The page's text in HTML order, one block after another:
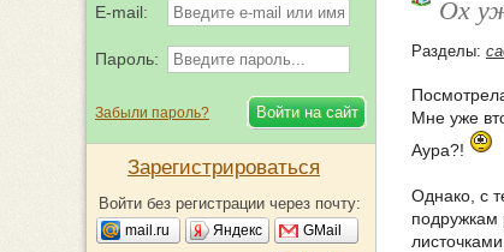
Ох
Разделы:
Мне уже
Аура?!
Однако, с
подружкам
E-mail:
Пароль:
Забыли пароль?
Зарегистрироваться
Войти без регистрации через почту:
mail.ru Яндекс GMail